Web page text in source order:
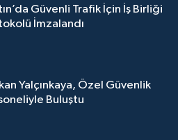
Güvenli Trafik İçin İş Birliği
İmzalandı
Yalçınkaya, Özel Güvenlik
Buluştu